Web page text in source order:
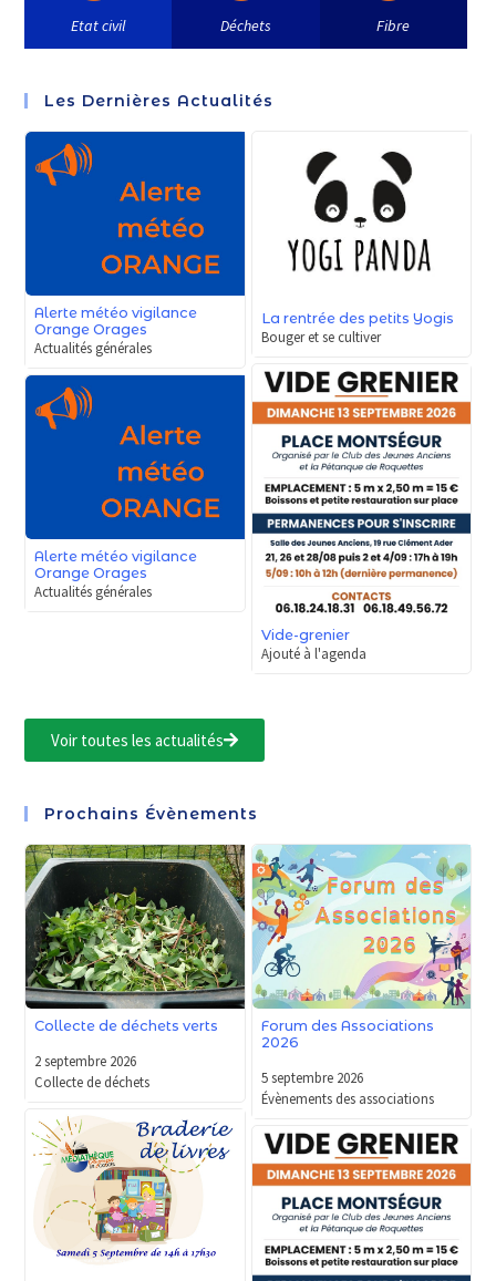
Etat civil Déchets Fibre
Les Dernières Actualités
Alerte météo vigilance
Orange Orages
Actualités générales
La rentrée des petits Yogis
Bouger et se cultiver
Alerte météo vigilance
Orange Orages
Actualités générales
Vide-grenier
Ajouté à l'agenda
Voir toutes les actualités
Prochains Évènements
Collecte de déchets verts
2 septembre 2026
Collecte de déchets
Forum des Associations
2026
5 septembre 2026
Évènements des associations